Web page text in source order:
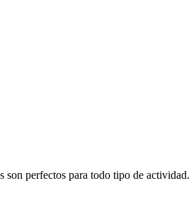
son perfectos para todo tipo de actividad.